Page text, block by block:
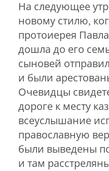
На следующее
новому стилю,
протоиерея
дошла до его
сыновей
и были
Очевидцы
дороге к месту
всеуслышание
православную
были выведены
и там